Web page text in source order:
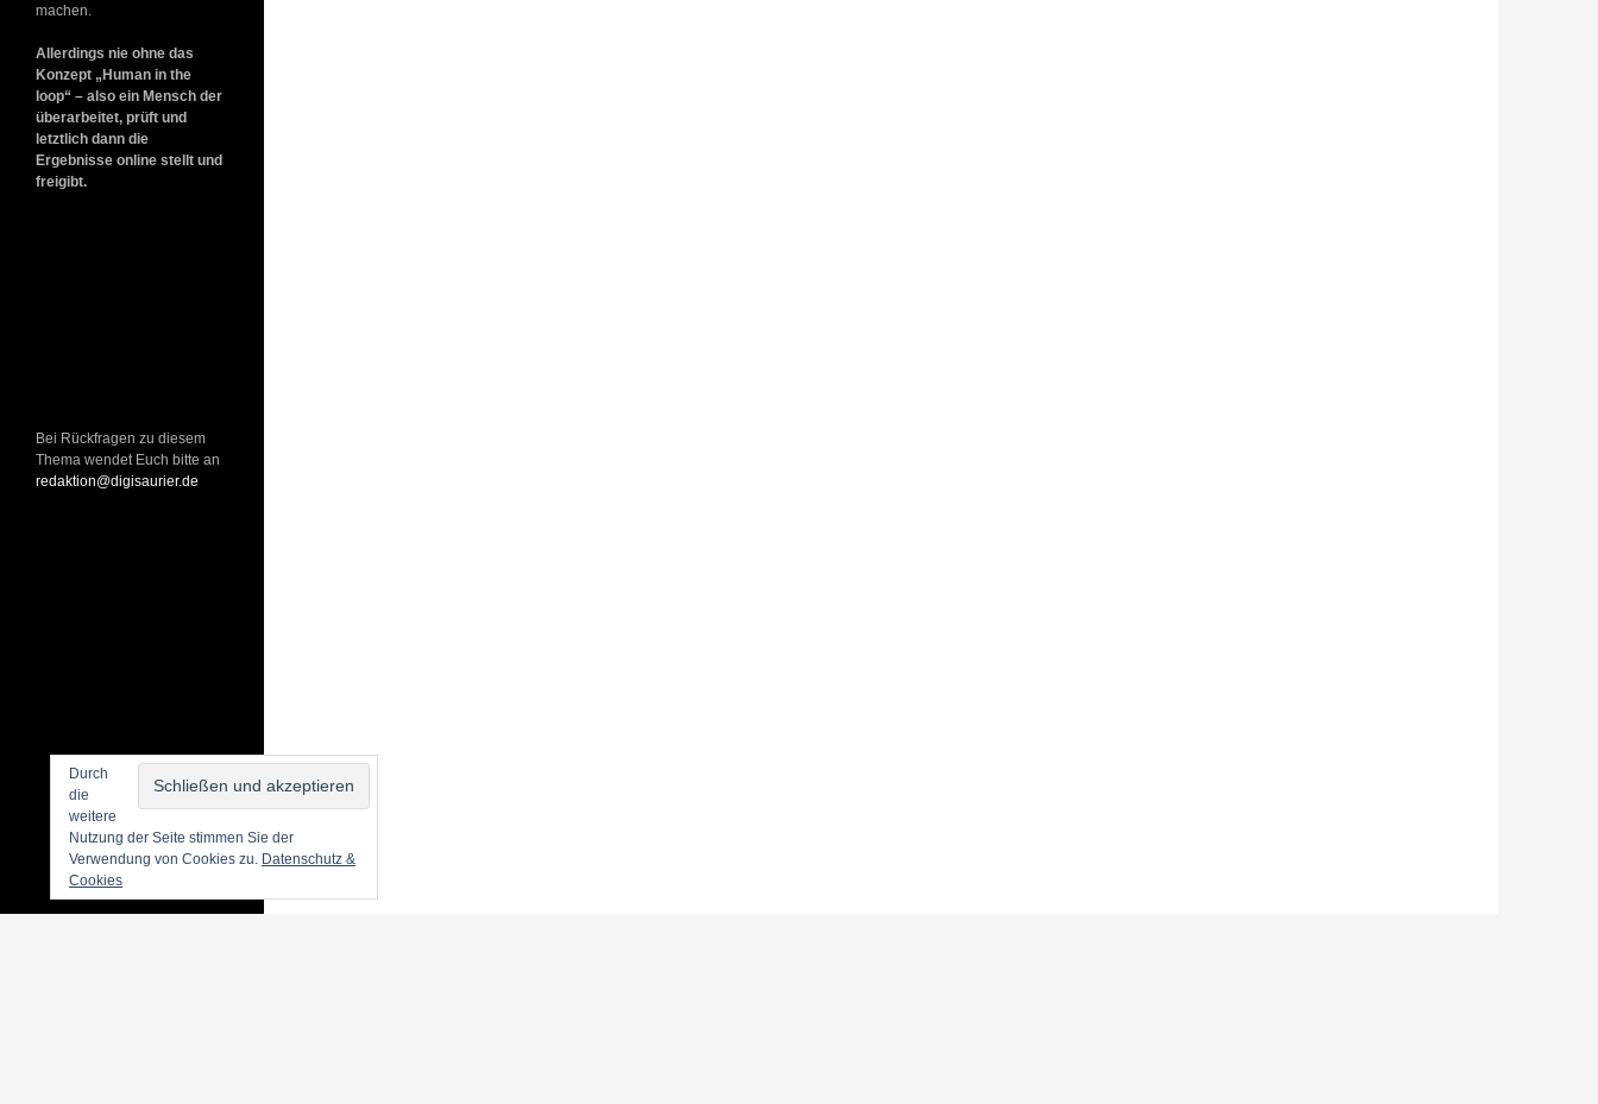
machen.
Allerdings nie ohne das
Konzept „Human in the
loop“ – also ein Mensch der
überarbeitet, prüft und
letztlich dann die
Ergebnisse online stellt und
freigibt.
Bei Rückfragen zu diesem
Thema wendet Euch bitte an
redaktion@digisaurier.de
Durch
die
weitere
Nutzung der Seite stimmen Sie der
Verwendung von Cookies zu. Datenschutz &
Cookies